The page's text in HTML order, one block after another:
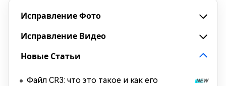
Исправление Фото
Исправление Видео
Новые Статьи
Файл CR3: что это такое и как его